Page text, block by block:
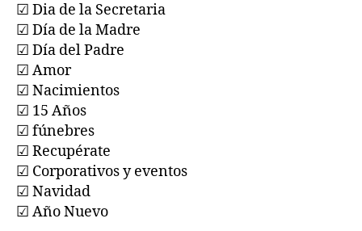
☑ Dia de la Secretaria
☑ Día de la Madre
☑ Día del Padre
☑ Amor
☑ Nacimientos
☑ 15 Años
☑ fúnebres
☑ Recupérate
☑ Corporativos y eventos
☑ Navidad
☑ Año Nuevo